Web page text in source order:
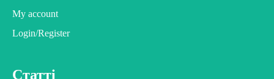
My account
Login/Register
Статті